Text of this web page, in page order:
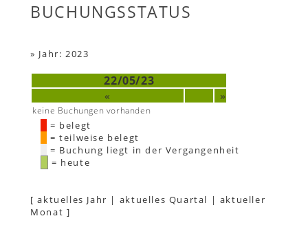
BUCHUNGSSTATUS
» Jahr: 2023
22/05/23
«
»
keine Buchungen vorhanden
= belegt
= teilweise belegt
= Buchung liegt in der Vergangenheit
= heute
[aktuelles Jahr | aktuelles Quartal | aktueller
Monat ]